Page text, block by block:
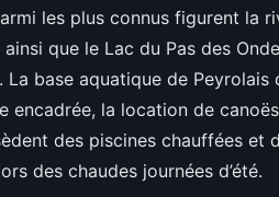
les plus connus figurent la
que le Lac du Pas des
base aquatique de
la location de canoës
des piscines chauffées et
des chaudes journées d’été.